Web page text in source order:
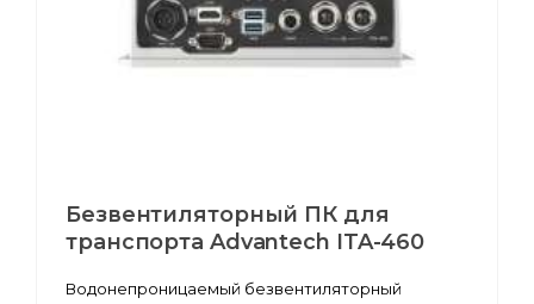
Безвентиляторный ПК для
транспорта Advantech ITA-460
Водонепроницаемый безвентиляторный